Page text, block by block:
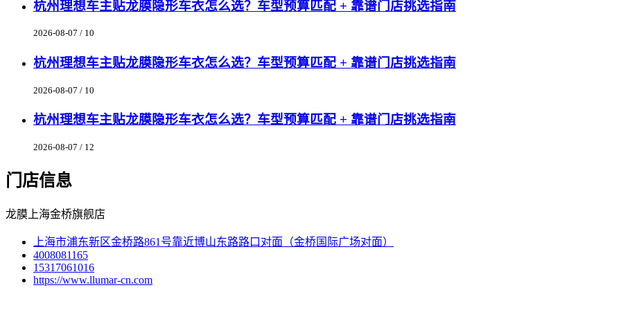
杭州理想车主贴龙膜隐形车衣怎么选？车型预算匹配 + 靠谱门店挑选指南
2026-08-07 / 10
杭州理想车主贴龙膜隐形车衣怎么选？车型预算匹配 + 靠谱门店挑选指南
2026-08-07 / 10
杭州理想车主贴龙膜隐形车衣怎么选？车型预算匹配 + 靠谱门店挑选指南
2026-08-07 / 12
门店信息
龙膜上海金桥旗舰店
上海市浦东新区金桥路861号靠近博山东路路口对面（金桥国际广场对面）
4008081165
15317061016
https://www.llumar-cn.com